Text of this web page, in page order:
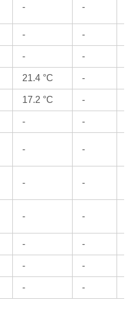
- -
- -
- -
21.4 °C -
17.2 °C -
- -
- -
- -
- -
- -
- -
- -